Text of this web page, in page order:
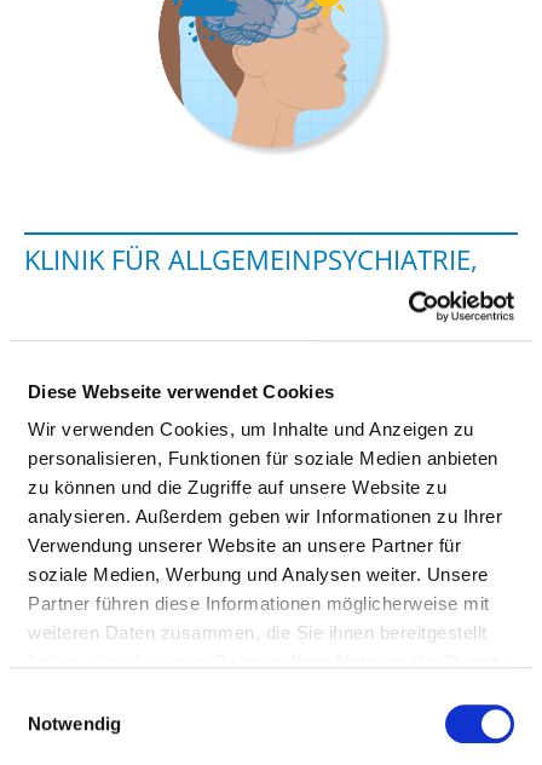
Diese Webseite verwendet Cookies
Wir verwenden Cookies, um Inhalte und Anzeigen zu
personalisieren, Funktionen für soziale Medien anbieten
zu können und die Zugriffe auf unsere Website zu
analysieren. Außerdem geben wir Informationen zu Ihrer
Verwendung unserer Website an unsere Partner für
soziale Medien, Werbung und Analysen weiter. Unsere
Partner führen diese Informationen möglicherweise mit
weiteren Daten zusammen, die Sie ihnen bereitgestellt
Notwendig
KLINIK FÜR ALLGEMEINPSYCHIATRIE,
Heidelberger Straße 1a
69168 Wiesloch
Tel.:
06222-55-2005
Mail:
ed.hcolseiw-nzp@zrawhcs.sukram
Anfahrt
Ärztliche Leitung
Psychosomatik I, stv. Ärztlicher Direktor)